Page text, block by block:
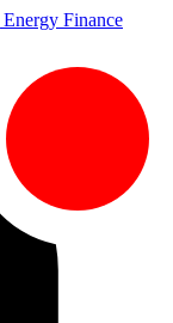
Energy Finance